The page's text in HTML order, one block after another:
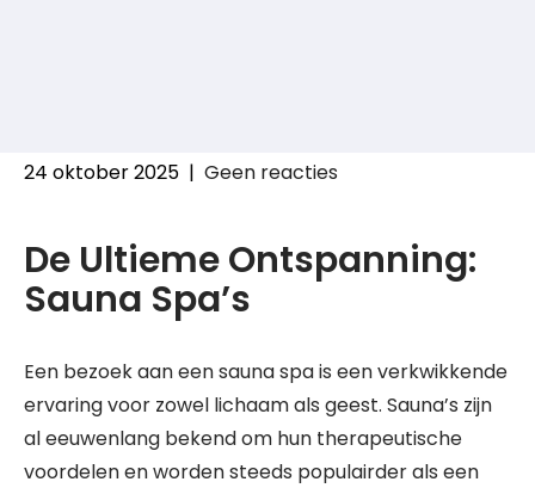
24 oktober 2025 | Geen reacties
De Ultieme Ontspanning:
Sauna Spa’s
Een bezoek aan een sauna spa is een verkwikkende
ervaring voor zowel lichaam als geest. Sauna’s zijn
al eeuwenlang bekend om hun therapeutische
voordelen en worden steeds populairder als een